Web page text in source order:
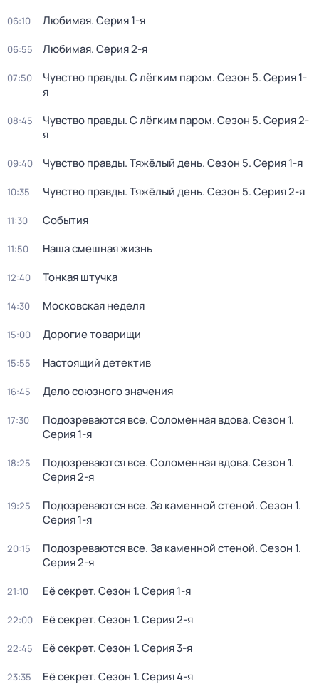
06:10 Любимая. Серия 1-я
06:55 Любимая. Серия 2-я
07:50 Чувство правды. С лёгким паром. Сезон 5. Серия 1-
я
08:45 Чувство правды. С лёгким паром. Сезон 5. Серия 2-
я
09:40 Чувство правды. Тяжёлый день. Сезон 5. Серия 1-я
10:35 Чувство правды. Тяжёлый день. Сезон 5. Серия 2-я
11:30 События
11:50 Наша смешная жизнь
12:40 Тонкая штучка
14:30 Московская неделя
15:00 Дорогие товарищи
15:55 Настоящий детектив
16:45 Дело союзного значения
17:30 Подозреваются все. Соломенная вдова. Сезон 1.
Серия 1-я
18:25 Подозреваются все. Соломенная вдова. Сезон 1.
Серия 2-я
19:25 Подозреваются все. За каменной стеной. Сезон 1.
Серия 1-я
20:15 Подозреваются все. За каменной стеной. Сезон 1.
Серия 2-я
21:10 Её секрет. Сезон 1. Серия 1-я
22:00 Её секрет. Сезон 1. Серия 2-я
22:45 Её секрет. Сезон 1. Серия 3-я
23:35 Её секрет. Сезон 1. Серия 4-я